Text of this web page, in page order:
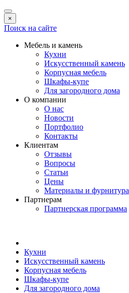
×
Поиск на сайте
Мебель и камень
Кухни
Искусственный камень
Корпусная мебель
Шкафы-купе
Для загородного дома
О компании
О нас
Новости
Портфолио
Контакты
Клиентам
Отзывы
Вопросы
Статьи
Цены
Материалы и фурнитура
Партнерам
Партнерская программа
Кухни
Искусственный камень
Корпусная мебель
Шкафы-купе
Для загородного дома